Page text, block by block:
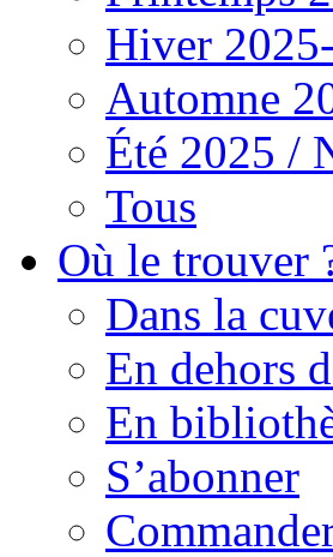
Hiver
Automne
Été 2025 /
Tous
Où le trouver
Dans la
En dehors
En
S’abonner